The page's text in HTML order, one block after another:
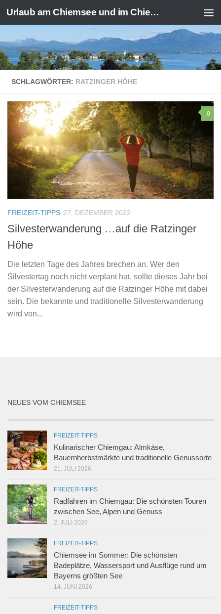
Zum Inhalt springen Urlaub am Chiemsee und im Chiemgau
SCHLAGWÖRTER: RATZINGER HÖHE
0
FREIZEIT-TIPPS 27. DEZEMBER 2022
Silvesterwanderung …auf die Ratzinger
Höhe
Die letzten Tage des Jahres brechen an. Wer den
Silvestertag noch nicht verplant hat, sollte dieses Jahr bei
der Silvesterwanderung auf die Ratzinger Höhe mit dabei
sein. Die bekannte und traditionelle Silvesterwanderung
wird von...
NEUES VOM CHIEMSEE
FREIZEIT-TIPPS
Kulinarischer Chiemgau: Almkäse,
Bauernherbstmärkte und traditionelle Genussorte
21. JULI 2026
FREIZEIT-TIPPS
Radfahren im Chiemgau: Die schönsten Touren
zwischen See, Alpen und Genuss
2. JULI 2026
FREIZEIT-TIPPS
Chiemsee im Sommer: Die schönsten
Badeplätze, Wassersport und Ausflüge rund um
Bayerns größten See
14. JUNI 2026
FREIZEIT-TIPPS